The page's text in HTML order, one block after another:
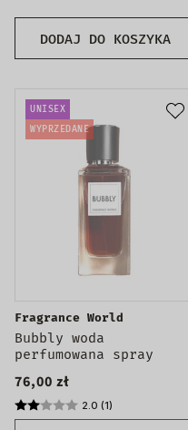
DODAJ DO KOSZYKA
UNISEX
WYPRZEDANE
Fragrance World
Bubbly woda
perfumowana spray
76,00 zł
2.0 (1)